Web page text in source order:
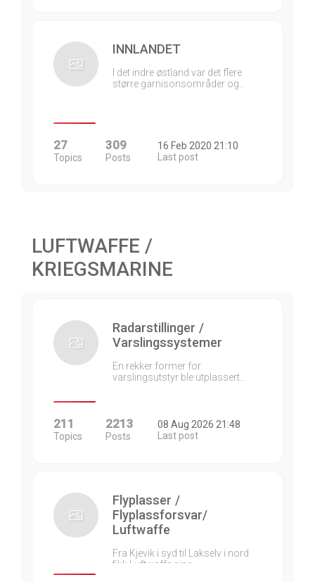
INNLANDET
I det indre østland var det flere
større garnisonsområder og…
27
Topics
309
Posts
16 Feb 2020 21:10
Last post
LUFTWAFFE /
KRIEGSMARINE
Radarstillinger /
Varslingssystemer
En rekker former for
varslingsutstyr ble utplassert…
211
Topics
2213
Posts
08 Aug 2026 21:48
Last post
Flyplasser /
Flyplassforsvar/
Luftwaffe
Fra Kjevik i syd til Lakselv i nord
fikk Luftwaffe sine…